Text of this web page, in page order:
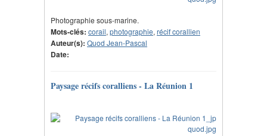
Photographie sous-marine.
Mots-clés: corail, photographie, récif corallien
Auteur(s): Quod Jean-Pascal
Date:
Paysage récifs coralliens - La Réunion 1